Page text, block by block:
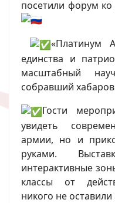
посетили форум
«Платинум
единства и
масштабный
собравший
Гости
увидеть
армии, но и
руками.
интерактивные
классы от
никого не